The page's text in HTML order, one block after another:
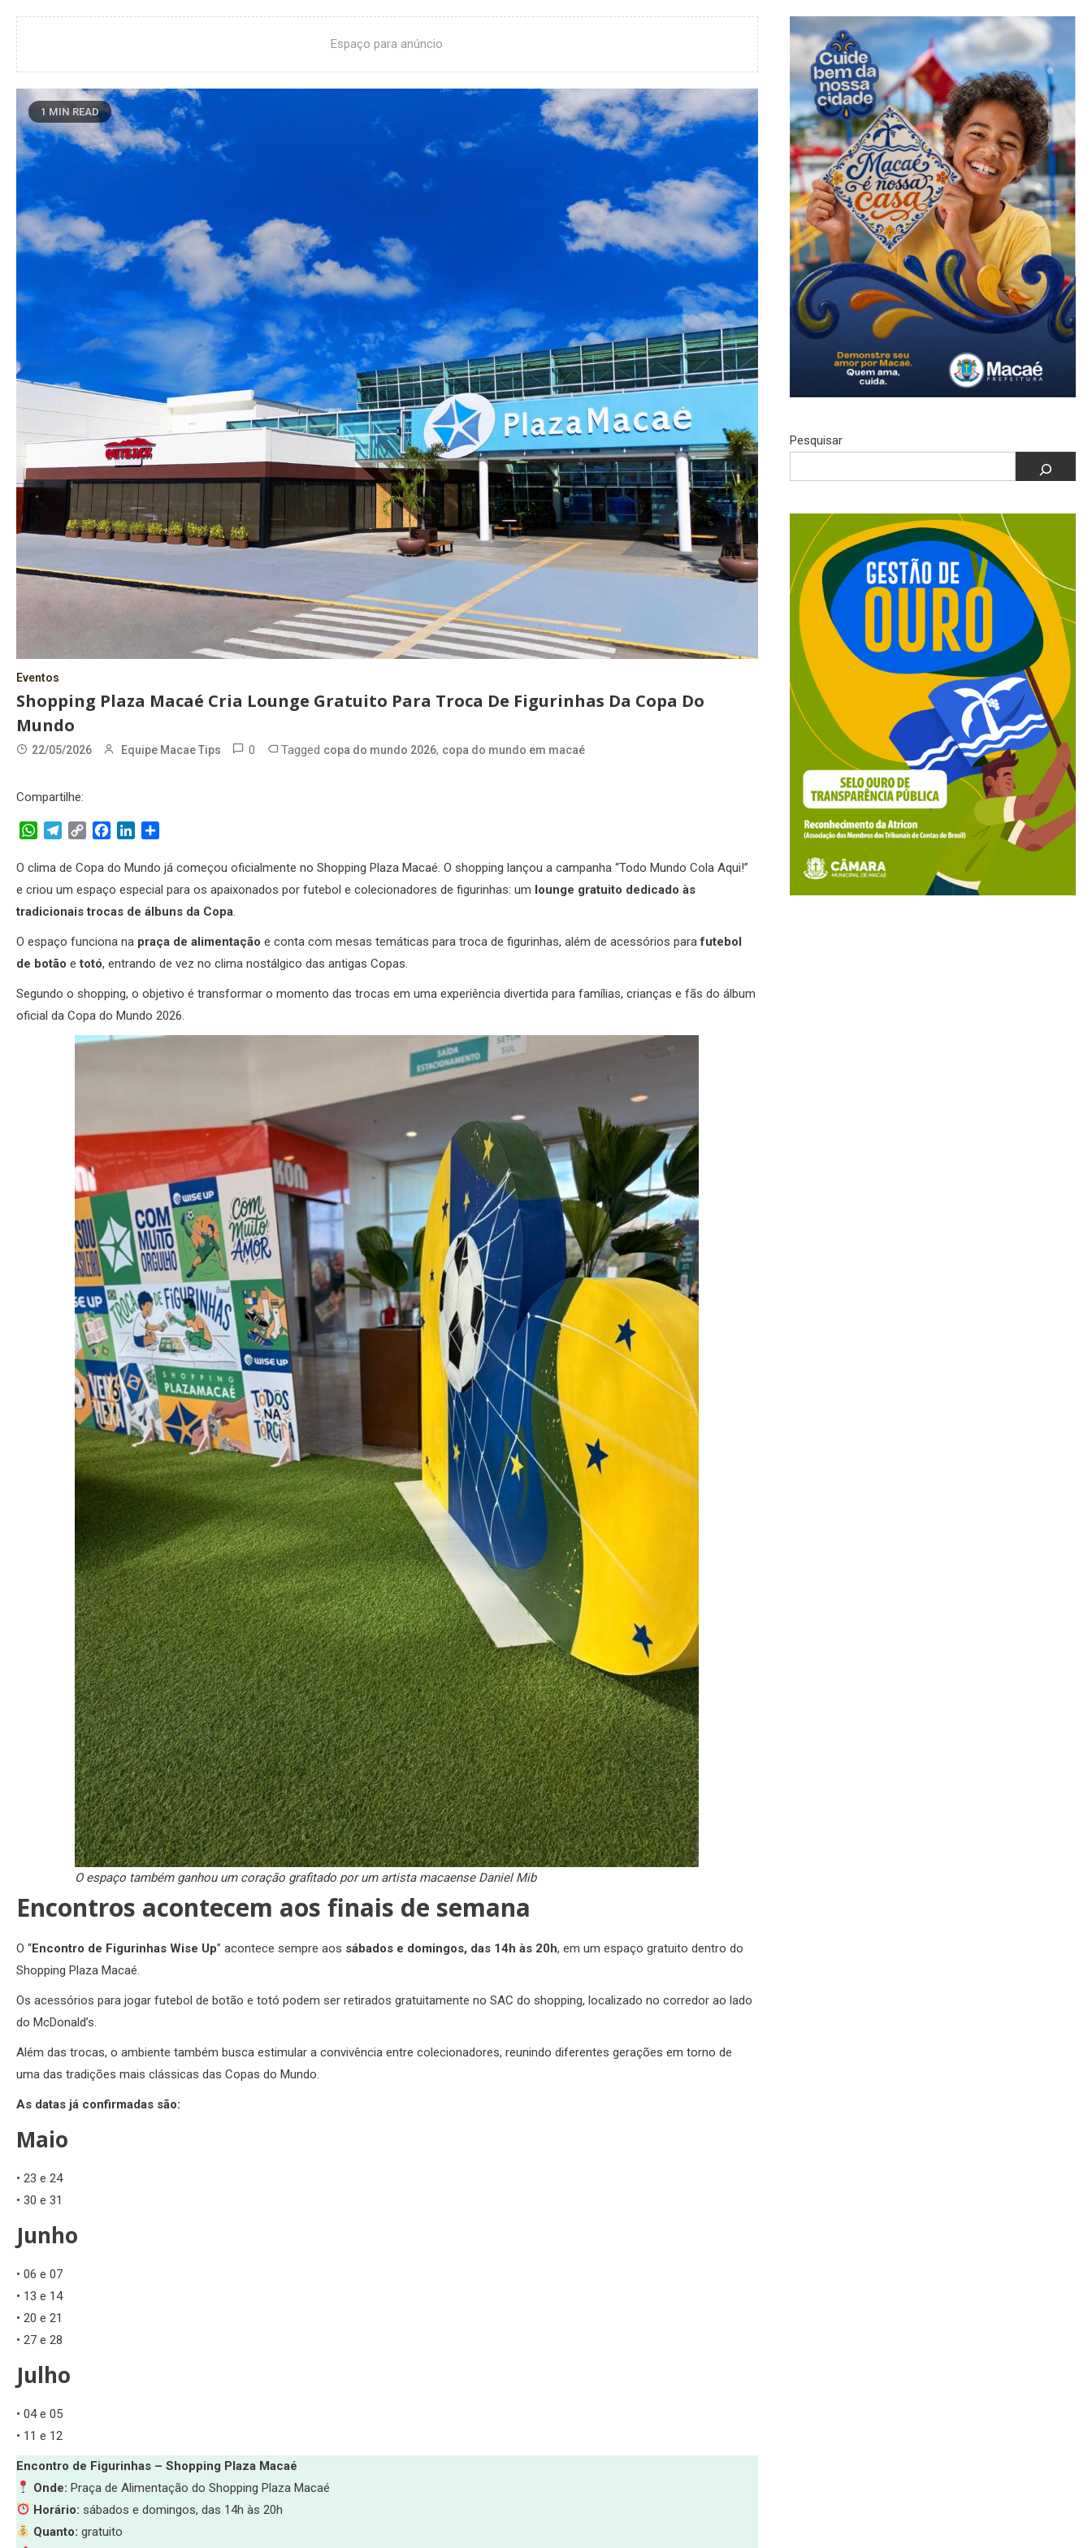
Espaço para anúncio
1 MIN READ
Eventos
Shopping Plaza Macaé Cria Lounge Gratuito Para Troca De Figurinhas Da Copa Do
Mundo
22/05/2026 Equipe Macae Tips 0 Tagged copa do mundo 2026, copa do mundo em macaé
Compartilhe:
WhatsApp
Telegram
Copy
FacebookLinkedIn
O clima de Copa do Mundo já começou oficialmente no Shopping Plaza Macaé. O shopping lançou a campanha “Todo Mundo Cola Aqui!”
e criou um espaço especial para os apaixonados por futebol e colecionadores de figurinhas: um lounge gratuito dedicado às
tradicionais trocas de álbuns da Copa.
O espaço funciona na praça de alimentação e conta com mesas temáticas para troca de figurinhas, além de acessórios parafutebol
de botão etotó, entrando de vez no clima nostálgico das antigas Copas.
Segundo o shopping, o objetivo é transformar o momento das trocas em uma experiência divertida para famílias, crianças e fãs do álbum
oficial da Copa do Mundo 2026.
O espaço também ganhou um coração grafitado por um artista macaense Daniel Mib
Encontros acontecem aos finais de semana
O “Encontro de Figurinhas Wise Up” acontece sempre aos sábados e domingos, das 14h às 20h, em um espaço gratuito dentro do
Shopping Plaza Macaé.
Os acessórios para jogar futebol de botão e totó podem ser retirados gratuitamente no SAC do shopping, localizado no corredor ao lado
do McDonald’s.
Além das trocas, o ambiente também busca estimular a convivência entre colecionadores, reunindo diferentes gerações em torno de
uma das tradições mais clássicas das Copas do Mundo.
As datas já confirmadas são:
Maio
• 23 e 24
• 30 e 31
Junho
• 06 e 07
• 13 e 14
• 20 e 21
• 27 e 28
Julho
• 04 e 05
• 11 e 12
Encontro de Figurinhas – Shopping Plaza Macaé
Onde:Praça de Alimentação do Shopping Plaza Macaé
Horário: sábados e domingos, das 14h às 20h
Quanto:gratuito
Pesquisar